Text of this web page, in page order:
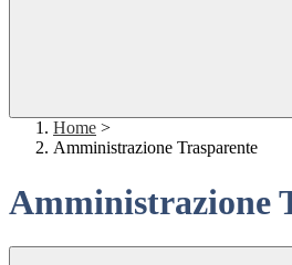
Home >
Amministrazione Trasparente
Amministrazione